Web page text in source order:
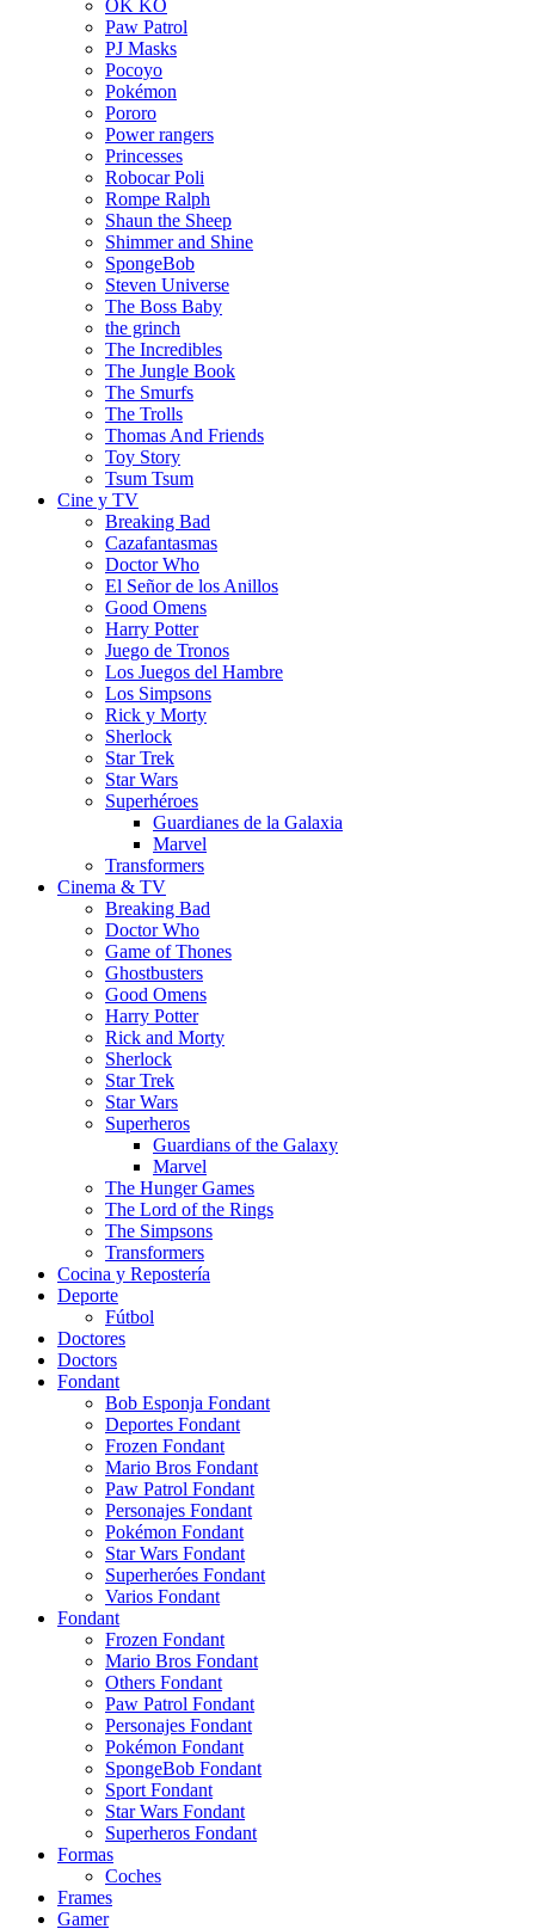
OK KO
Paw Patrol
PJ Masks
Pocoyo
Pokémon
Pororo
Power rangers
Princesses
Robocar Poli
Rompe Ralph
Shaun the Sheep
Shimmer and Shine
SpongeBob
Steven Universe
The Boss Baby
the grinch
The Incredibles
The Jungle Book
The Smurfs
The Trolls
Thomas And Friends
Toy Story
Tsum Tsum
Cine y TV
Breaking Bad
Cazafantasmas
Doctor Who
El Señor de los Anillos
Good Omens
Harry Potter
Juego de Tronos
Los Juegos del Hambre
Los Simpsons
Rick y Morty
Sherlock
Star Trek
Star Wars
Superhéroes
Guardianes de la Galaxia
Marvel
Transformers
Cinema & TV
Breaking Bad
Doctor Who
Game of Thones
Ghostbusters
Good Omens
Harry Potter
Rick and Morty
Sherlock
Star Trek
Star Wars
Superheros
Guardians of the Galaxy
Marvel
The Hunger Games
The Lord of the Rings
The Simpsons
Transformers
Cocina y Repostería
Deporte
Fútbol
Doctores
Doctors
Fondant
Bob Esponja Fondant
Deportes Fondant
Frozen Fondant
Mario Bros Fondant
Paw Patrol Fondant
Personajes Fondant
Pokémon Fondant
Star Wars Fondant
Superheróes Fondant
Varios Fondant
Fondant
Frozen Fondant
Mario Bros Fondant
Others Fondant
Paw Patrol Fondant
Personajes Fondant
Pokémon Fondant
SpongeBob Fondant
Sport Fondant
Star Wars Fondant
Superheros Fondant
Formas
Coches
Frames
Gamer